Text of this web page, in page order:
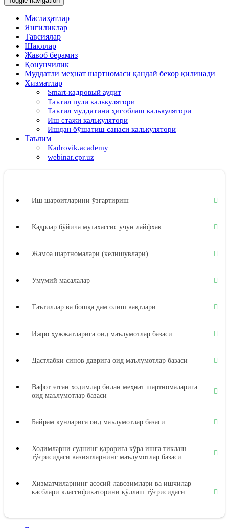
Маслаҳатлар
Янгиликлар
Тавсиялар
Шакллар
Жавоб берамиз
Қонунчилик
Муддатли меҳнат шартномаси қандай бекор қилинади
Хизматлар
Smart-кадровый аудит
Таътил пули калькулятори
Таътил муддатини ҳисоблаш калькулятори
Иш стажи калькулятори
Ишдан бўшатиш санаси калькулятори
Таълим
Kadrovik.academy
webinar.cpr.uz
Иш шароитларини ўзгартириш
Кадрлар бўйича мутахассис учун лайфхак
Жамоа шартномалари (келишувлари)
Умумий масалалар
Таътиллар ва бошқа дам олиш вақтлари
Ижро ҳужжатларига оид маълумотлар базаси
Дастлабки синов даврига оид маълумотлар базаси
Вафот этган ходимлар билан меҳнат шартномаларига
оид маълумотлар базаси
Байрам кунларига оид маълумотлар базаси
Ходимларни суднинг қарорига кўра ишга тиклаш
тўғрисидаги вазиятларнинг маълумотлар базаси
Хизматчиларнинг асосий лавозимлари ва ишчилар
касблари классификаторини қўллаш тўғрисидаги